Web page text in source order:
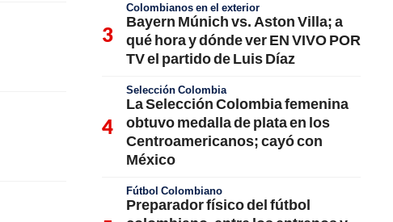
Colombianos en el exterior
Bayern Múnich vs. Aston Villa; a
qué hora y dónde ver EN VIVO POR
TV el partido de Luis Díaz
Selección Colombia
La Selección Colombia femenina
obtuvo medalla de plata en los
Centroamericanos; cayó con
México
Fútbol Colombiano
Preparador físico del fútbol